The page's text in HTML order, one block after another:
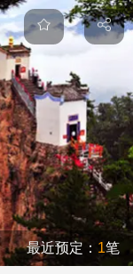
最近预定： 1笔